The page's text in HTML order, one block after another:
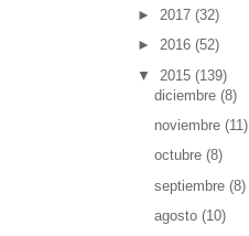
► 2017 (32)
► 2016 (52)
▼ 2015 (139)
diciembre (8)
noviembre (11)
octubre (8)
septiembre (8)
agosto (10)